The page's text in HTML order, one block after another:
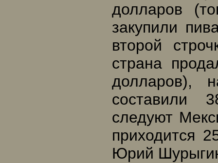
долларов
закупили
второй
страна
долларов),
составили
следуют
приходится
Юрий